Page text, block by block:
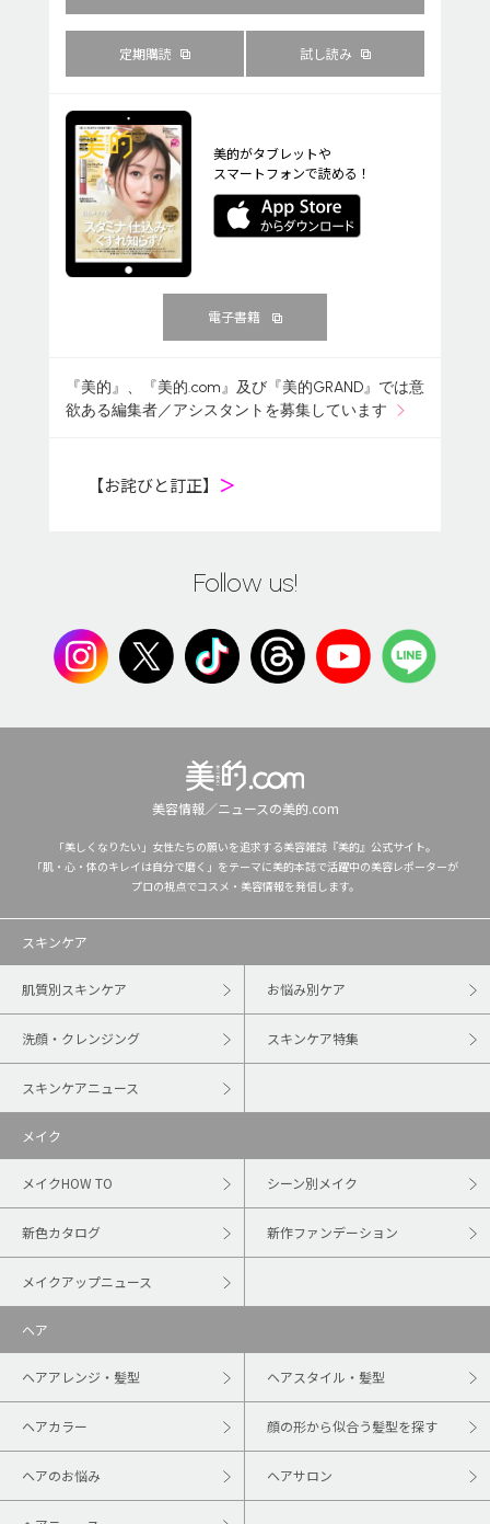
定期購読 試し読み
美的がタブレットや
スマートフォンで読める！
電子書籍
『美的』、『美的.com』及び『美的GRAND』では意
欲ある編集者／アシスタントを募集しています
【お詫びと訂正】 ＞
Follow us!
美容情報／ニュースの美的.com
「美しくなりたい」女性たちの願いを追求する美容雑誌『美的』公式サイト。
「肌・心・体のキレイは自分で磨く」をテーマに美的本誌で活躍中の美容レポーターが
プロの視点でコスメ・美容情報を発信します。
スキンケア
肌質別スキンケア お悩み別ケア
洗顔・クレンジング スキンケア特集
スキンケアニュース
メイク
メイクHOW TO シーン別メイク
新色カタログ 新作ファンデーション
メイクアップニュース
ヘア
ヘアアレンジ・髪型 ヘアスタイル・髪型
ヘアカラー 顔の形から似合う髪型を探す
ヘアのお悩み ヘアサロン